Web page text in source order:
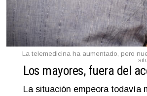
La telemedicina ha aumentado, pero
Los mayores, fuera del
La situación empeora todavía